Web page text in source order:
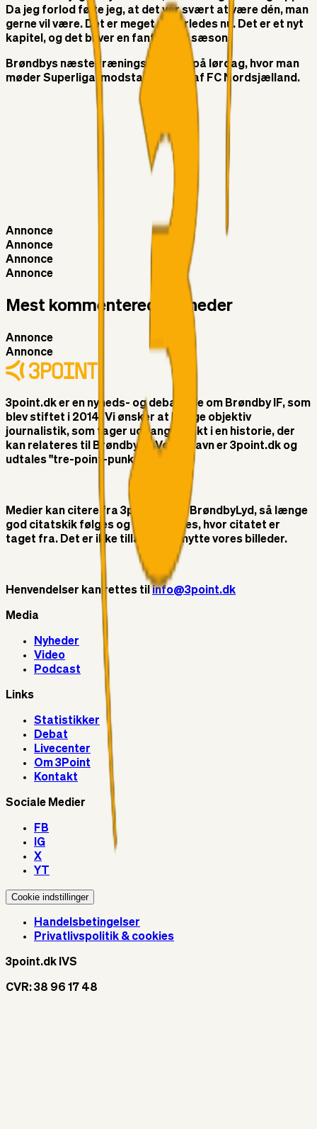
Da jeg forlod følte jeg, at det var svært at være dén, man
gerne vil være. Det er meget anderledes nu. Det er et nyt
kapitel, og det bliver en fantastisk sæson.
Brøndbys næste træningskamp er på lørdag, hvor man
møder Superliga-modstand i form af FC Nordsjælland.
Annonce
Annonce
Annonce
Annonce
Mest kommenterede nyheder
Annonce
Annonce
3point.dk er en nyheds- og debatside om Brøndby IF, som
blev stiftet i 2014. Vi ønsker at bringe objektiv
journalistik, som tager udgangspunkt i en historie, der
kan relateres til Brøndby IF. Vores navn er 3point.dk og
udtales "tre-point-punktum-dk"
Medier kan citere fra 3point.dk og BrøndbyLyd, så længe
god citatskik følges og at der linkes, hvor citatet er
taget fra. Det er ikke tilladt at benytte vores billeder.
Henvendelser kan rettes tilinfo@3point.dk
Media
Nyheder
Video
Podcast
Links
Statistikker
Debat
Livecenter
Om 3Point
Kontakt
Sociale Medier
FB
IG
X
YT
Cookie indstillinger
Handelsbetingelser
Privatlivspolitik & cookies
3point.dk IVS
CVR: 38 96 17 48